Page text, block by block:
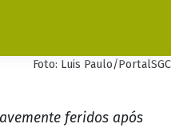
Foto: Luis Paulo/PortalSGC
feridos após